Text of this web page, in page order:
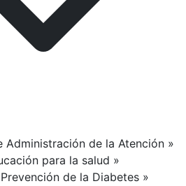
Administración de la Atención »
para la salud »
de la Diabetes »